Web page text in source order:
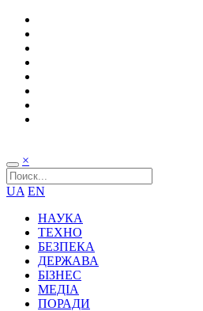
×
UA EN
НАУКА
ТЕХНО
БЕЗПЕКА
ДЕРЖАВА
БІЗНЕС
МЕДІА
ПОРАДИ